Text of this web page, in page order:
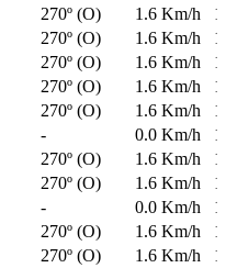
270º (O) 1.6 Km/h
270º (O) 1.6 Km/h
270º (O) 1.6 Km/h
270º (O) 1.6 Km/h
270º (O) 1.6 Km/h
- 0.0 Km/h
270º (O) 1.6 Km/h
270º (O) 1.6 Km/h
- 0.0 Km/h
270º (O) 1.6 Km/h
270º (O) 1.6 Km/h